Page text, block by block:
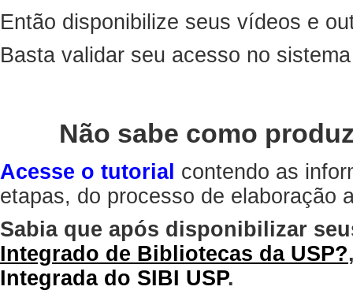
Então disponibilize seus vídeos e
Basta validar seu acesso no
Não sabe como
Acesse o tutorial contendo as
etapas, do processo de elaboração
Sabia que após disponibilizar
Integrado de Bibliotecas da USP?
Integrada do SIBI USP.